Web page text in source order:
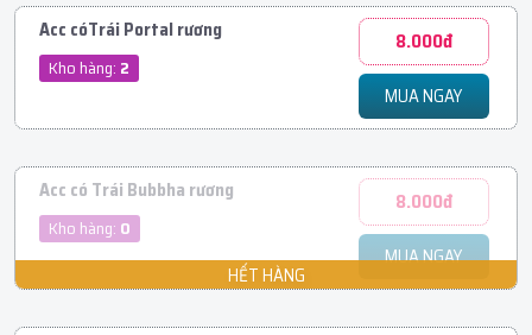
Acc cóTrái Portal rương
Kho hàng: 2
8.000đ
MUA NGAY
Acc có Trái Bubbha rương
Kho hàng: 0
8.000đ
MUA NGAY